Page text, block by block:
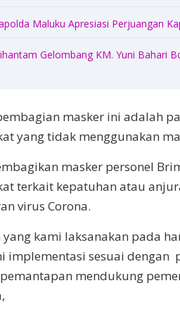
Maluku Apresiasi Perjuangan
Gelombang KM. Yuni Bahari
masker ini adalah
yang tidak menggunakan
masker personel
terkait kepatuhan atau
virus Corona.
yang kami laksanakan pada
implementasi sesuai
mendukung